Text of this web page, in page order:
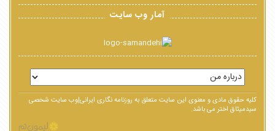
آمار وب سایت
کلیه حقوق مادی و معنوی این سایت متعلق به روزنامه نگاری ایرانی|وب سایت شخصی
سیدمیثاق اختر می باشد.